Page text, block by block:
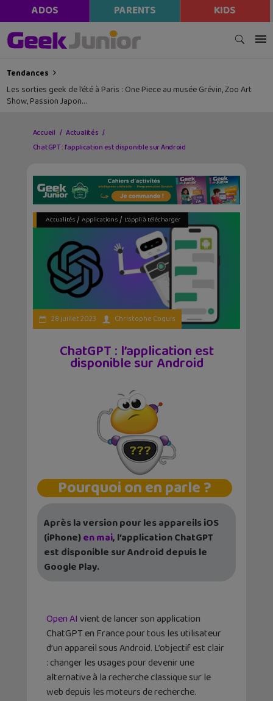
ADOS PARENTS KIDS
Tendances
Les sorties geek de l’été à Paris : One Piece au musée Grévin, Zoo Art
Show, Passion Japon…
Accueil
Actualités
ChatGPT : l’application est disponible sur Android
Actualités/ Applications/ L'appli à télécharger
28 juillet 2023 Christophe Coquis
ChatGPT : l’application est
disponible sur Android
Pourquoi on en parle ?
Après la version pour les appareils iOS
(iPhone)en mai, l’application ChatGPT
est disponible sur Android depuis le
Google Play.
Open AI vient de lancer son application
ChatGPT en France pour tous les utilisateur
d’un appareil sous Android. L’objectif est clair
: changer les usages pour devenir une
alternative à la recherche classique sur le
web depuis les moteurs de recherche.